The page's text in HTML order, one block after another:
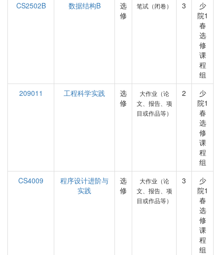
CS2502B
数据结构B
选
修
笔试（闭卷） 3
少
院1
春
选
修
课
程
组
209011
工程科学实践
选
修
大作业（论
文、报告、项
目或作品等）
2
少
院1
春
选
修
课
程
组
CS4009
程序设计进阶与
实践
选
修
大作业（论
文、报告、项
目或作品等）
3
少
院1
春
选
修
课
程
组